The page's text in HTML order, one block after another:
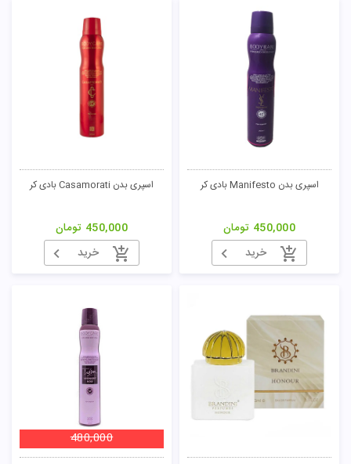
اسپری بدن Manifesto بادی کر
450,000 تومان
خرید
اسپری بدن Casamorati بادی کر
450,000 تومان
خرید
480,000